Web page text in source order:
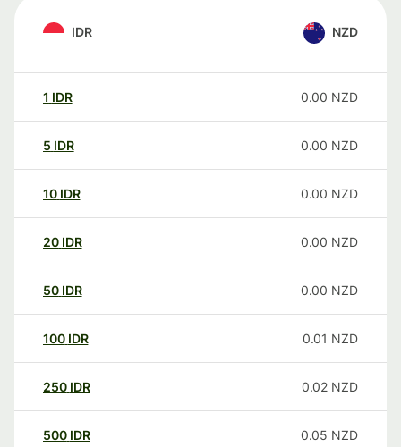
IDR NZD
1 IDR 0.00 NZD
5 IDR 0.00 NZD
10 IDR 0.00 NZD
20 IDR 0.00 NZD
50 IDR 0.00 NZD
100 IDR 0.01 NZD
250 IDR 0.02 NZD
500 IDR 0.05 NZD